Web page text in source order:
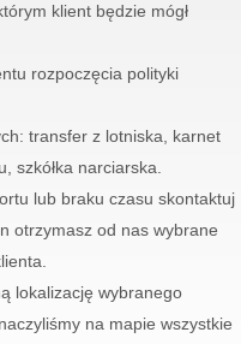
klient będzie mógł
rozpoczęcia polityki
transfer z lotniska, karnet
szkółka narciarska.
lub braku czasu skontaktuj
otrzymasz od nas wybrane
lokalizację wybranego
na mapie wszystkie